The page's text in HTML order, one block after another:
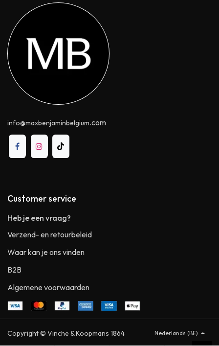
info@maxbenjaminbelgium.com
Customer service
Heb je een vraag?
Verzend- en retourbeleid
Waar kan je ons vinden
B2B
Algemene voorwaarden
Copyright © Vinche & Koopmans 1864 Nederlands (BE)